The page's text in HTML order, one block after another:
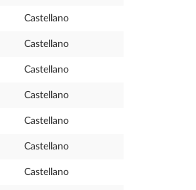
Castellano
Castellano
Castellano
Castellano
Castellano
Castellano
Castellano